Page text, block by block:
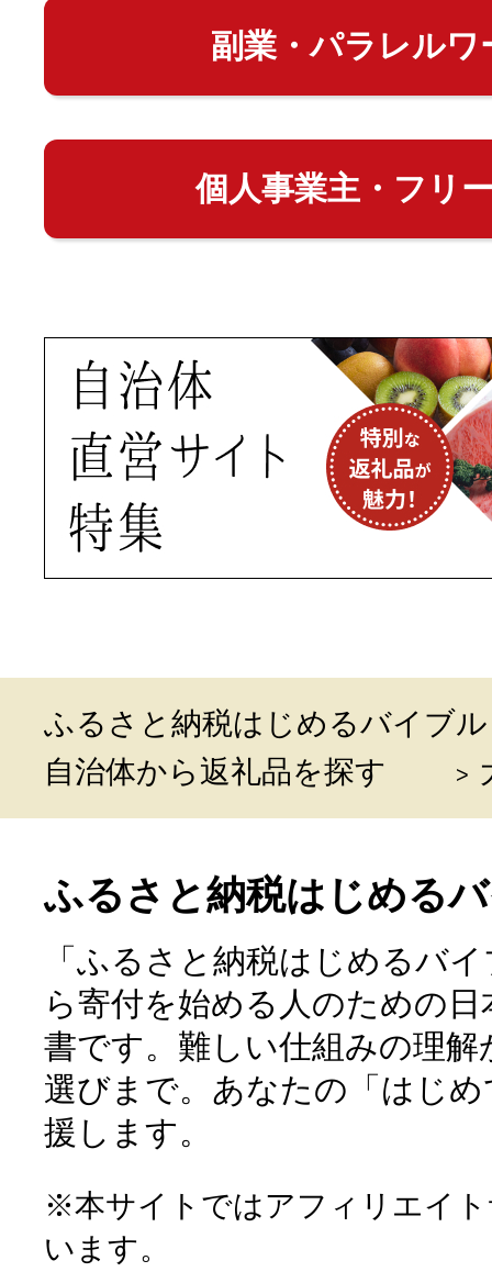
副業・パラレルワ
個人事業主・フリ
ふるさと納税はじめるバイブル
自治体から返礼品を探す
ふるさと納税はじめる
「ふるさと納税はじめるバ
ら寄付を始める人のための
書です。難しい仕組みの理
選びまで。あなたの「はじ
援します。
※本サイトではアフィリエイ
います。